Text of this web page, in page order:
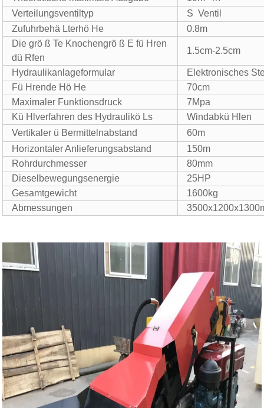
Verteilungsventiltyp
S Ventil
Zufuhrbehä Lterhö He
0.8m
Die grö ß Te Knochengrö ß E fü Hren
dü Rfen
1.5cm-2.5cm
Hydraulikanlageformular
Elektronisches
Fü Hrende Hö He
70cm
Maximaler Funktionsdruck
7Mpa
Kü Hlverfahren des Hydraulikö Ls
Windabkü Hlen
Vertikaler ü Bermittelnabstand
60m
Horizontaler Anlieferungsabstand
150m
Rohrdurchmesser
80mm
Dieselbewegungsenergie
25HP
Gesamtgewicht
1600kg
Abmessungen